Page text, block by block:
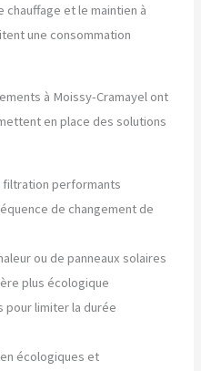
chauffage et le maintien à
une consommation
à Moissy-Cramayel ont
en place des solutions
performants
de changement de
ou de panneaux solaires
plus écologique
pour limiter la durée
écologiques et